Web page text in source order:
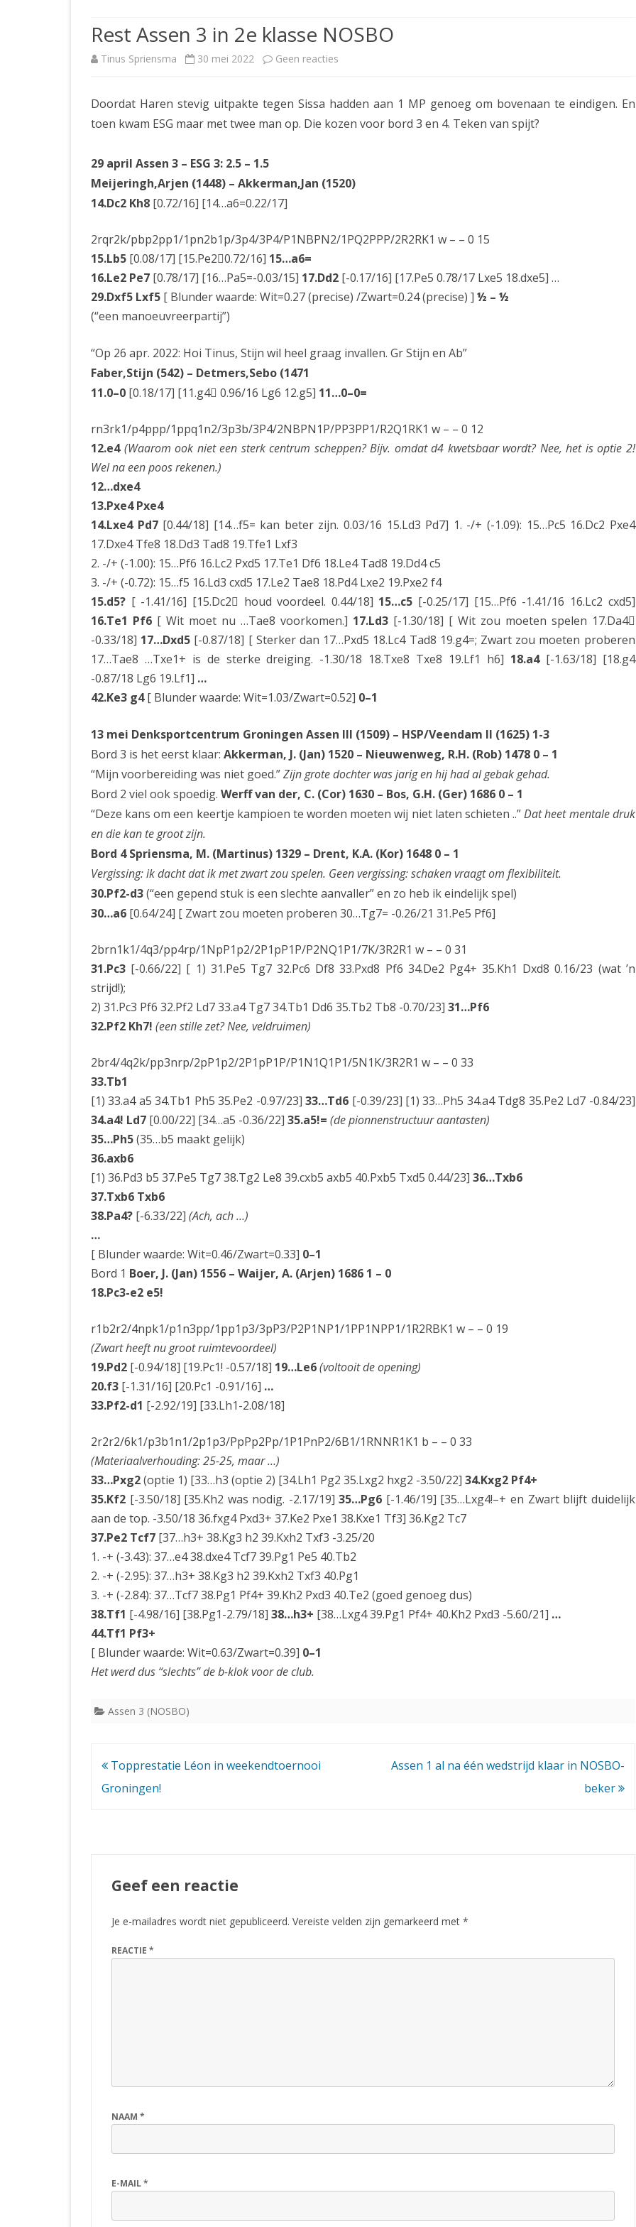
2025-2026
SNELSCHAAKKAMPIOENSCHAP
JEUGD 2025-2026
JUBILEUMVIERKAMPEN UITSLAGENNOSBO-COMPETITIE
INTERNE COMPETITIES
Rest Assen 3 in 2e klasse NOSBO
Tinus Spriensma 30 mei 2022 Geen reacties
R
t
s
e
i
e
k
s
e
N
O
S
O
Doordat Haren stevig uitpakte tegen Sissa hadden aan 1 MP genoeg om bovenaan te eindigen. En
toen kwam ESG maar met twee man op. Die kozen voor bord 3 en 4. Teken van spijt?
29 april Assen 3 – ESG 3: 2.5 – 1.5
Meijeringh,Arjen (1448) – Akkerman,Jan (1520)
14.Dc2 Kh8 [0.72/16] [14…a6=0.22/17]
2rqr2k/pbp2pp1/1pn2b1p/3p4/3P4/P1NBPN2/1PQ2PPP/2R2RK1 w – – 0 15
15.Lb5 [0.08/17] [15.Pe20.72/16] 15…a6=
16.Le2 Pe7 [0.78/17] [16…Pa5=-0.03/15] 17.Dd2 [-0.17/16] [17.Pe5 0.78/17 Lxe5 18.dxe5] …
29.Dxf5 Lxf5 [ Blunder waarde: Wit=0.27 (precise) /Zwart=0.24 (precise) ] ½ – ½
(“een manoeuvreerpartij”)
“Op 26 apr. 2022: Hoi Tinus, Stijn wil heel graag invallen. Gr Stijn en Ab”
Faber,Stijn (542) – Detmers,Sebo (1471
11.0–0 [0.18/17] [11.g4 0.96/16 Lg6 12.g5] 11…0–0=
rn3rk1/p4ppp/1ppq1n2/3p3b/3P4/2NBPN1P/PP3PP1/R2Q1RK1 w – – 0 12
12.e4 (Waarom ook niet een sterk centrum scheppen? Bijv. omdat d4 kwetsbaar wordt? Nee, het is optie 2!
Wel na een poos rekenen.)
12…dxe4
13.Pxe4 Pxe4
14.Lxe4 Pd7 [0.44/18] [14…f5= kan beter zijn. 0.03/16 15.Ld3 Pd7] 1. -/+ (-1.09): 15…Pc5 16.Dc2 Pxe4
17.Dxe4 Tfe8 18.Dd3 Tad8 19.Tfe1 Lxf3
2. -/+ (-1.00): 15…Pf6 16.Lc2 Pxd5 17.Te1 Df6 18.Le4 Tad8 19.Dd4 c5
3. -/+ (-0.72): 15…f5 16.Ld3 cxd5 17.Le2 Tae8 18.Pd4 Lxe2 19.Pxe2 f4
15.d5? [ -1.41/16] [15.Dc2 houd voordeel. 0.44/18] 15…c5 [-0.25/17] [15…Pf6 -1.41/16 16.Lc2 cxd5]
16.Te1 Pf6[ Wit moet nu …Tae8 voorkomen.] 17.Ld3[-1.30/18] [ Wit zou moeten spelen 17.Da4
-0.33/18] 17…Dxd5 [-0.87/18] [ Sterker dan 17…Pxd5 18.Lc4 Tad8 19.g4=; Zwart zou moeten proberen
17…Tae8 …Txe1+ is de sterke dreiging. -1.30/18 18.Txe8 Txe8 19.Lf1 h6] 18.a4[-1.63/18] [18.g4
-0.87/18 Lg6 19.Lf1] …
42.Ke3 g4[ Blunder waarde: Wit=1.03/Zwart=0.52] 0–1
13 mei Denksportcentrum Groningen Assen III (1509) – HSP/Veendam II (1625) 1-3
Bord 3 is het eerst klaar: Akkerman, J. (Jan) 1520 – Nieuwenweg, R.H. (Rob) 1478 0 – 1
“Mijn voorbereiding was niet goed.”Zijn grote dochter was jarig en hij had al gebak gehad.
Bord 2 viel ook spoedig. Werff van der, C. (Cor) 1630 – Bos, G.H. (Ger) 1686 0 – 1
“Deze kans om een keertje kampioen te worden moeten wij niet laten schieten ..”Dat heet mentale druk
en die kan te groot zijn.
Bord 4 Spriensma, M. (Martinus) 1329 – Drent, K.A. (Kor) 1648 0 – 1
Vergissing: ik dacht dat ik met zwart zou spelen. Geen vergissing: schaken vraagt om flexibiliteit.
30.Pf2-d3(“een gepend stuk is een slechte aanvaller” en zo heb ik eindelijk spel)
30…a6 [0.64/24] [ Zwart zou moeten proberen 30…Tg7= -0.26/21 31.Pe5 Pf6]
2brn1k1/4q3/pp4rp/1NpP1p2/2P1pP1P/P2NQ1P1/7K/3R2R1 w – – 0 31
31.Pc3 [-0.66/22] [ 1) 31.Pe5 Tg7 32.Pc6 Df8 33.Pxd8 Pf6 34.De2 Pg4+ 35.Kh1 Dxd8 0.16/23 (wat ’n
strijd!);
2) 31.Pc3 Pf6 32.Pf2 Ld7 33.a4 Tg7 34.Tb1 Dd6 35.Tb2 Tb8 -0.70/23] 31…Pf6
32.Pf2 Kh7! (een stille zet? Nee, veldruimen)
2br4/4q2k/pp3nrp/2pP1p2/2P1pP1P/P1N1Q1P1/5N1K/3R2R1 w – – 0 33
33.Tb1
[1) 33.a4 a5 34.Tb1 Ph5 35.Pe2 -0.97/23]33…Td6 [-0.39/23] [1) 33…Ph5 34.a4 Tdg8 35.Pe2 Ld7 -0.84/23]
34.a4! Ld7 [0.00/22] [34…a5 -0.36/22] 35.a5!= (de pionnenstructuur aantasten)
35…Ph5(35…b5 maakt gelijk)
36.axb6
[1) 36.Pd3 b5 37.Pe5 Tg7 38.Tg2 Le8 39.cxb5 axb5 40.Pxb5 Txd5 0.44/23] 36…Txb6
37.Txb6 Txb6
38.Pa4? [-6.33/22] (Ach, ach …)
…
[ Blunder waarde: Wit=0.46/Zwart=0.33] 0–1
Bord 1 Boer, J. (Jan) 1556 – Waijer, A. (Arjen) 1686 1 – 0
18.Pc3-e2 e5!
r1b2r2/4npk1/p1n3pp/1pp1p3/3pP3/P2P1NP1/1PP1NPP1/1R2RBK1 w – – 0 19
(Zwart heeft nu groot ruimtevoordeel)
19.Pd2 [-0.94/18] [19.Pc1! -0.57/18] 19…Le6(voltooit de opening)
20.f3 [-1.31/16] [20.Pc1 -0.91/16] …
33.Pf2-d1 [-2.92/19] [33.Lh1-2.08/18]
2r2r2/6k1/p3b1n1/2p1p3/PpPp2Pp/1P1PnP2/6B1/1RNNR1K1 b – – 0 33
(Materiaalverhouding: 25-25, maar …)
33…Pxg2(optie 1) [33…h3 (optie 2) [34.Lh1 Pg2 35.Lxg2 hxg2 -3.50/22] 34.Kxg2 Pf4+
35.Kf2 [-3.50/18] [35.Kh2 was nodig. -2.17/19]35…Pg6 [-1.46/19] [35…Lxg4!–+ en Zwart blijft duidelijk
aan de top. -3.50/18 36.fxg4 Pxd3+ 37.Ke2 Pxe1 38.Kxe1 Tf3] 36.Kg2 Tc7
37.Pe2 Tcf7 [37…h3+ 38.Kg3 h2 39.Kxh2 Txf3 -3.25/20
1. -+ (-3.43): 37…e4 38.dxe4 Tcf7 39.Pg1 Pe5 40.Tb2
2. -+ (-2.95): 37…h3+ 38.Kg3 h2 39.Kxh2 Txf3 40.Pg1
3. -+ (-2.84): 37…Tcf7 38.Pg1 Pf4+ 39.Kh2 Pxd3 40.Te2 (goed genoeg dus)
38.Tf1 [-4.98/16] [38.Pg1-2.79/18] 38…h3+ [38…Lxg4 39.Pg1 Pf4+ 40.Kh2 Pxd3 -5.60/21] …
44.Tf1 Pf3+
[ Blunder waarde: Wit=0.63/Zwart=0.39] 0–1
Het werd dus “slechts” de b-klok voor de club.
Assen 3 (NOSBO)
Bericht
navigatie
Topprestatie Léon in weekendtoernooi
Groningen!
Assen 1 al na één wedstrijd klaar in NOSBO-
beker
Geef een reactie
Je e-mailadres wordt niet gepubliceerd. Vereiste velden zijn gemarkeerd met *
REACTIE *
NAAM *
E-MAIL*